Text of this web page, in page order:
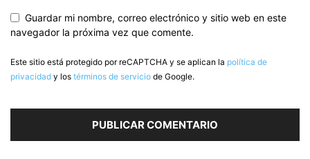
Guardar mi nombre, correo electrónico y sitio web en este
navegador la próxima vez que comente.
Este sitio está protegido por reCAPTCHA y se aplican la política de
privacidad y los términos de servicio de Google.